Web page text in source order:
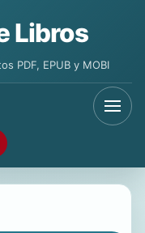
Libros
PDF, EPUB y MOBI